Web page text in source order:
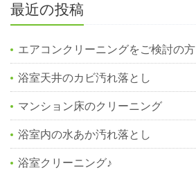
最近の投稿
エアコンクリーニングをご検討の方
浴室天井のカビ汚れ落とし
マンション床のクリーニング
浴室内の水あか汚れ落とし
浴室クリーニング♪